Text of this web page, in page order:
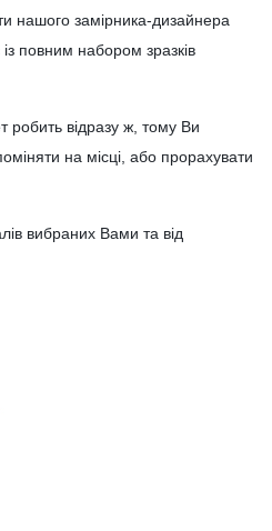
нашого замірника-дизайнера
повним набором зразків
робить відразу ж, тому Ви
на місці, або прорахувати
вибраних Вами та від